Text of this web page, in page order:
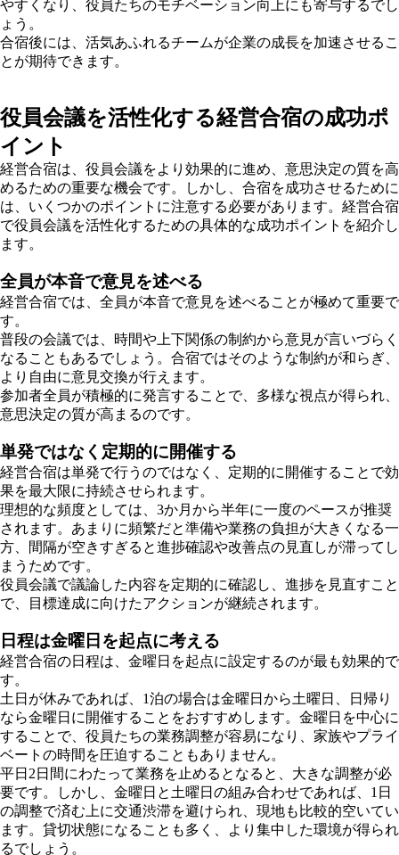
やすくなり、役員たちのモチベーション向上にも寄与するでし
ょう。
合宿後には、活気あふれるチームが企業の成長を加速させるこ
とが期待できます。
役員会議を活性化する経営合宿の成功ポ
イント
経営合宿は、役員会議をより効果的に進め、意思決定の質を高
めるための重要な機会です。しかし、合宿を成功させるために
は、いくつかのポイントに注意する必要があります。経営合宿
で役員会議を活性化するための具体的な成功ポイントを紹介し
ます。
全員が本音で意見を述べる
経営合宿では、全員が本音で意見を述べることが極めて重要で
す。
普段の会議では、時間や上下関係の制約から意見が言いづらく
なることもあるでしょう。合宿ではそのような制約が和らぎ、
より自由に意見交換が行えます。
参加者全員が積極的に発言することで、多様な視点が得られ、
意思決定の質が高まるのです。
単発ではなく定期的に開催する
経営合宿は単発で行うのではなく、定期的に開催することで効
果を最大限に持続させられます。
理想的な頻度としては、3か月から半年に一度のペースが推奨
されます。あまりに頻繁だと準備や業務の負担が大きくなる一
方、間隔が空きすぎると進捗確認や改善点の見直しが滞ってし
まうためです。
役員会議で議論した内容を定期的に確認し、進捗を見直すこと
で、目標達成に向けたアクションが継続されます。
日程は金曜日を起点に考える
経営合宿の日程は、金曜日を起点に設定するのが最も効果的で
す。
土日が休みであれば、1泊の場合は金曜日から土曜日、日帰り
なら金曜日に開催することをおすすめします。金曜日を中心に
することで、役員たちの業務調整が容易になり、家族やプライ
ベートの時間を圧迫することもありません。
平日2日間にわたって業務を止めるとなると、大きな調整が必
要です。しかし、金曜日と土曜日の組み合わせであれば、1日
の調整で済む上に交通渋滞を避けられ、現地も比較的空いてい
ます。貸切状態になることも多く、より集中した環境が得られ
るでしょう。